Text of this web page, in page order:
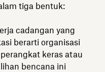
tiga bentuk:
cadangan yang
berarti organisasi
keras atau
bencana ini